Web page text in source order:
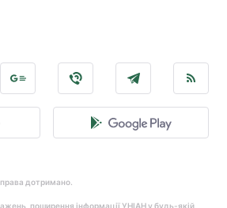
права дотримано.
поширення інформації УНІАН у будь-якій